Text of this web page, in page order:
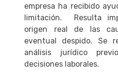
empresa ha recibido
limitación. Resulta
origen real de las
eventual despido. Se
análisis jurídico
decisiones laborales.